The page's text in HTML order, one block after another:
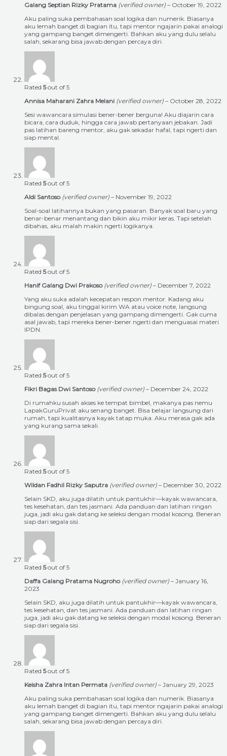
Galang Septian Rizky Pratama (verified owner) – October 19, 2022
Aku paling suka pembahasan soal logika dan numerik. Biasanya
aku lemah banget di bagian itu, tapi mentor ngajarin pakai analogi
yang gampang banget dimengerti. Bahkan aku yang dulu selalu
salah, sekarang bisa jawab dengan percaya diri.
Rated 5out of 5
Annisa Maharani Zahra Melani (verified owner) – October 28, 2022
Sesi wawancara simulasi bener-bener berguna! Aku diajarin cara
bicara, cara duduk, hingga cara jawab pertanyaan jebakan. Jadi
pas latihan bareng mentor, aku gak sekadar hafal, tapi ngerti dan
siap mental.
Rated 5out of 5
Aldi Santoso (verified owner) – November 19, 2022
Soal-soal latihannya bukan yang pasaran. Banyak soal baru yang
benar-benar menantang dan bikin aku mikir keras. Tapi setelah
dibahas, aku malah makin ngerti logikanya.
Rated 5out of 5
Hanif Galang Dwi Prakoso (verified owner) – December 7, 2022
Yang aku suka adalah kecepatan respon mentor. Kadang aku
bingung soal, aku tinggal kirim WA atau voice note, langsung
dibalas dengan penjelasan yang gampang dimengerti. Gak cuma
asal jawab, tapi mereka bener-bener ngerti dan menguasai materi
IPDN.
Rated 5out of 5
Fikri Bagas Dwi Santoso (verified owner) – December 24, 2022
Di rumahku susah akses ke tempat bimbel, makanya pas nemu
LapakGuruPrivat aku senang banget. Bisa belajar langsung dari
rumah, tapi kualitasnya kayak tatap muka. Aku merasa gak ada
yang kurang sama sekali.
Rated 5out of 5
Wildan Fadhil Rizky Saputra (verified owner) – December 30, 2022
Selain SKD, aku juga dilatih untuk pantukhir—kayak wawancara,
tes kesehatan, dan tes jasmani. Ada panduan dan latihan ringan
juga, jadi aku gak datang ke seleksi dengan modal kosong. Beneran
siap dari segala sisi.
Rated 5out of 5
Daffa Galang Pratama Nugroho (verified owner) – January 16,
2023
Selain SKD, aku juga dilatih untuk pantukhir—kayak wawancara,
tes kesehatan, dan tes jasmani. Ada panduan dan latihan ringan
juga, jadi aku gak datang ke seleksi dengan modal kosong. Beneran
siap dari segala sisi.
Rated 5out of 5
Keisha Zahra Intan Permata (verified owner) – January 29, 2023
Aku paling suka pembahasan soal logika dan numerik. Biasanya
aku lemah banget di bagian itu, tapi mentor ngajarin pakai analogi
yang gampang banget dimengerti. Bahkan aku yang dulu selalu
salah, sekarang bisa jawab dengan percaya diri.